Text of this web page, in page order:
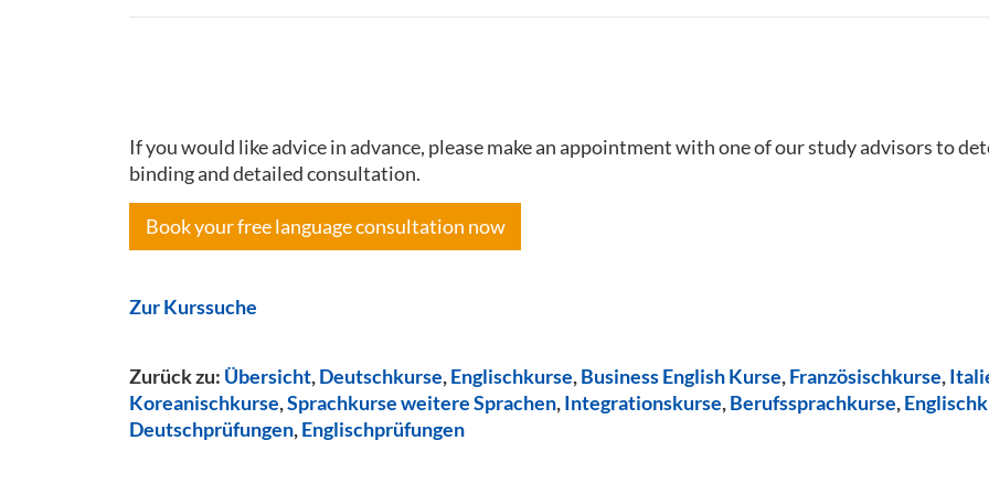
If you would like advice in advance, please make an appointment with one of our study advisors to
binding and detailed consultation.
Book your free language consultation now
Zur Kurssuche
Zurück zu: Übersicht,Deutschkurse,Englischkurse,Business English Kurse,Französischkurse,
Koreanischkurse,Sprachkurse weitere Sprachen,Integrationskurse,Berufssprachkurse,
Deutschprüfungen,Englischprüfungen